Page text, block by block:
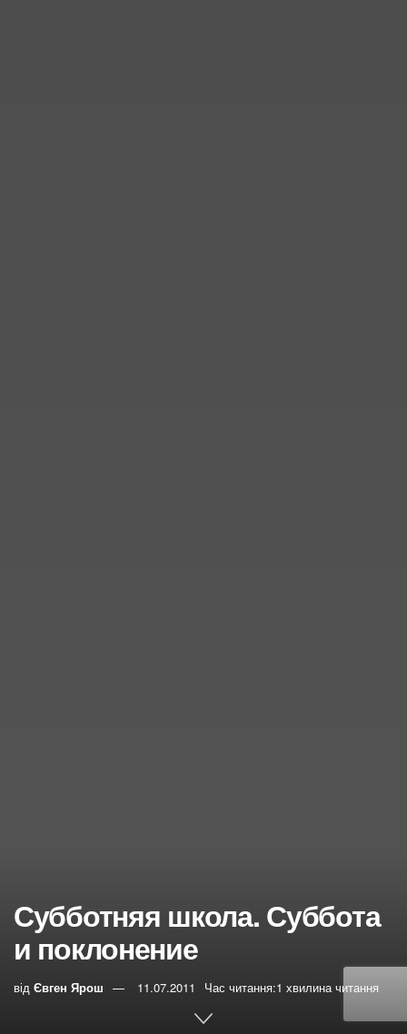
Субботняя школа. Суббота
и поклонение
від Євген Ярош 11.07.2011 Час читання:1 хвилина читання